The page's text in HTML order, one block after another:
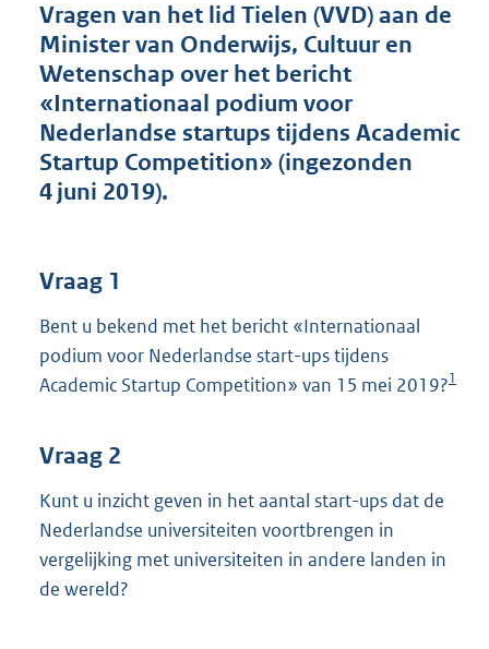
d
s
g
r
o
o
t
b
Vragen van het lid Tielen (VVD) aan de
Minister van Onderwijs, Cultuur en
Wetenschap over het bericht
«Internationaal podium voor
Nederlandse startups tijdens Academic
Startup Competition» (ingezonden
4 juni 2019).
Vraag 1
Bent u bekend met het bericht «Internationaal
podium voor Nederlandse start-ups tijdens
Academic Startup Competition» van 15 mei 2019?1
Vraag 2
Kunt u inzicht geven in het aantal start-ups dat de
Nederlandse universiteiten voortbrengen in
vergelijking met universiteiten in andere landen in
de wereld?